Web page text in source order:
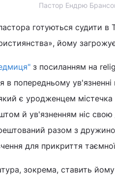
Пастор Ендрю
готуються судити в
йому
з посиланням на
в попередньому
є уродженцем містечка
й ув'язненням ніс
разом з
для прикриття
зокрема, ставить